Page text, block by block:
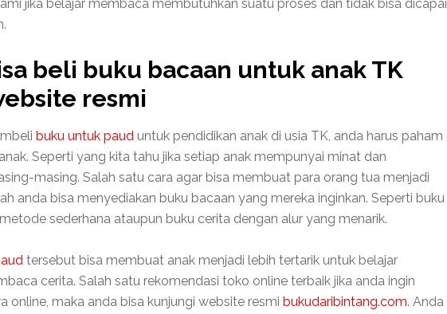
jika belajar membaca membutuhkan suatu proses dan tidak bisa dicapai
beli buku bacaan untuk anak TK
resmi
buku untuk paud untuk pendidikan anak di usia TK, anda harus paham
Seperti yang kita tahu jika setiap anak mempunyai minat dan
masing. Salah satu cara agar bisa membuat para orang tua menjadi
anda bisa menyediakan buku bacaan yang mereka inginkan. Seperti buku
sederhana ataupun buku cerita dengan alur yang menarik.
tersebut bisa membuat anak menjadi lebih tertarik untuk belajar
cerita. Salah satu rekomendasi toko online terbaik jika anda ingin
online, maka anda bisa kunjungi website resmi bukudaribintang.com. Anda